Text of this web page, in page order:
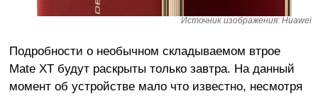
Источник изображения: Huawei
Подробности о необычном складываемом втрое
Mate XT будут раскрыты только завтра. На данный
момент об устройстве мало что известно, несмотря